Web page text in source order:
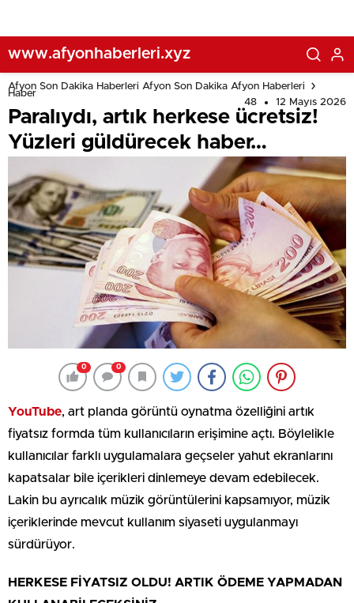
www.afyonhaberleri.xyz
Afyon Son Dakika Haberleri Afyon Son Dakika Afyon Haberleri
Haber
48
12 Mayıs 2026
Paralıydı, artık herkese ücretsiz!
Yüzleri güldürecek haber…
0 0
YouTube, art planda görüntü oynatma özelliğini artık
fiyatsız formda tüm kullanıcıların erişimine açtı. Böylelikle
kullanıcılar farklı uygulamalara geçseler yahut ekranlarını
kapatsalar bile içerikleri dinlemeye devam edebilecek.
Lakin bu ayrıcalık müzik görüntülerini kapsamıyor, müzik
içeriklerinde mevcut kullanım siyaseti uygulanmayı
sürdürüyor.
HERKESE FİYATSIZ OLDU! ARTIK ÖDEME YAPMADAN